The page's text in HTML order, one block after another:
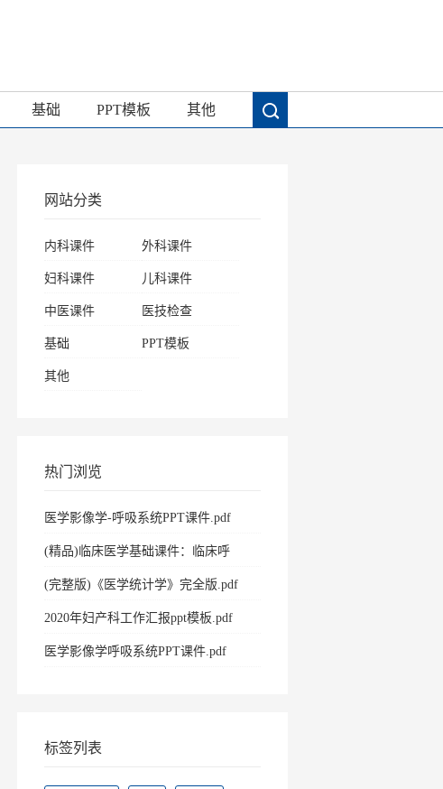
基础 PPT模板 其他
网站分类
内科课件 外科课件
妇科课件 儿科课件
中医课件 医技检查
基础 PPT模板
其他
热门浏览
医学影像学-呼吸系统PPT课件.pdf
(精品)临床医学基础课件：临床呼
(完整版)《医学统计学》完全版.pdf
2020年妇产科工作汇报ppt模板.pdf
医学影像学呼吸系统PPT课件.pdf
标签列表